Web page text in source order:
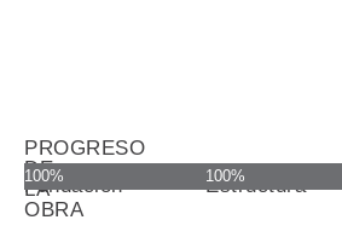
PROGRESO
DE
LA
OBRA
Fundación
100% Estructura
100%